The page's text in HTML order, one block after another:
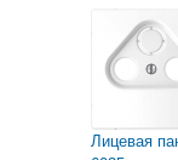
Лицевая